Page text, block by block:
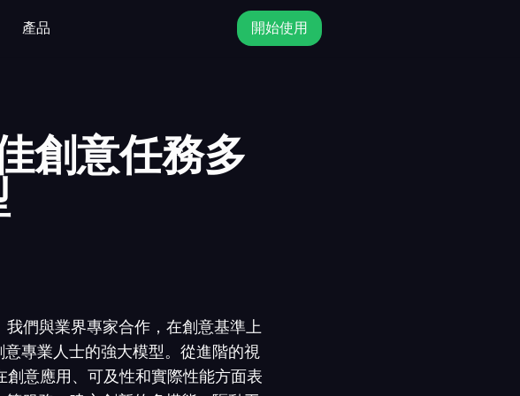
產品 開始使用
創意任務多
們與業界專家合作，在創意基準上
專業人士的強大模型。從進階的視
意應用、可及性和實際性能方面表